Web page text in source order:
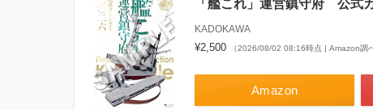
「艦これ」運営鎮守府 公式
KADOKAWA
¥2,500 （2026/08/02 08:16時点 | Amazon調
Amazon